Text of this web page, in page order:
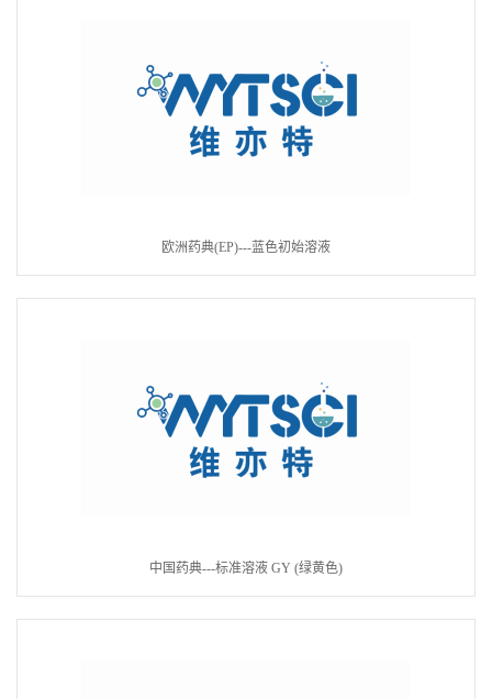
欧洲药典(EP)---蓝色初始溶液
中国药典---标准溶液 GY (绿黄色)